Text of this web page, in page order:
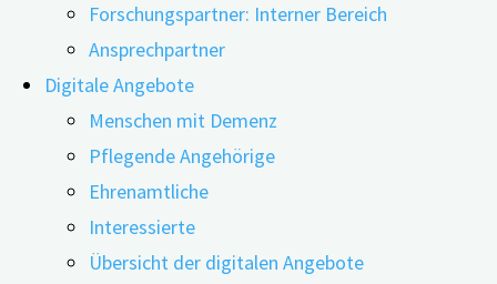
Forschungspartner: Interner Bereich
Ansprechpartner
Digitale Angebote
Menschen mit Demenz
Pflegende Angehörige
Ehrenamtliche
Interessierte
Übersicht der digitalen Angebote
leichten kognitiven Beeinträchtigung (MCI) ist ein
einschneidender Moment, der das Leben der
Betroffenen und ihrer An- und Zugehörigen
grundlegend verändert. Um Fachkräften
evidenzbasierte Strategien für diese sensible
Aufgabe an die Hand zu geben, hat ein
Forschungsteam der University of Pennsylvania 23
Studien zur Thematik systematisch ausgewertet.